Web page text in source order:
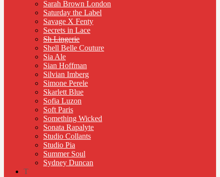
Sarah Brown London
Saturday the Label
Savage X Fenty
Secrets in Lace
Sh Lingerie
Shell Belle Couture
Sia Ale
Sian Hoffman
Silvian Imberg
Simone Perele
Skarlett Blue
Sofia Luzon
Soft Paris
Something Wicked
Sonata Rapalyte
Studio Collants
Studio Pia
Summer Soul
Sydney Duncan
T